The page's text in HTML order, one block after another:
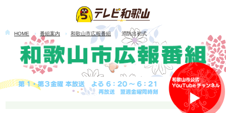
HOME 番組案内 和歌山市広報番組 消防出初式